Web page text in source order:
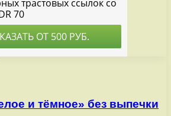
и тёмное» без выпечки